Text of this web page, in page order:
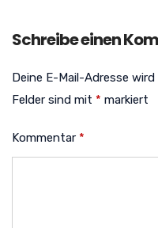
Schreibe einen
Deine E-Mail-Adresse
Felder sind mit * markiert
Kommentar *